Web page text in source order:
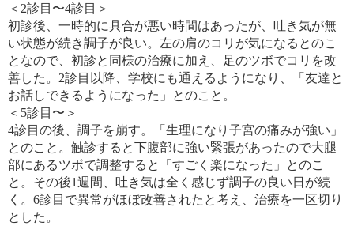
＜2診目〜4診目＞
初診後、一時的に具合が悪い時間はあったが、吐き気が無
い状態が続き調子が良い。左の肩のコリが気になるとのこ
となので、初診と同様の治療に加え、足のツボでコリを改
善した。2診目以降、学校にも通えるようになり、「友達と
お話しできるようになった」とのこと。
＜5診目〜＞
4診目の後、調子を崩す。「生理になり子宮の痛みが強い」
とのこと。触診すると下腹部に強い緊張があったので大腿
部にあるツボで調整すると「すごく楽になった」とのこ
と。その後1週間、吐き気は全く感じず調子の良い日が続
く。6診目で異常がほぼ改善されたと考え、治療を一区切り
とした。